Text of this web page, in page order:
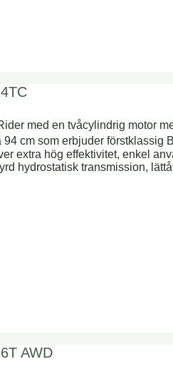
med en tvåcylindrig motor
cm som erbjuder förstklassig
extra hög effektivitet, enkel
hydrostatisk transmission,
AWD